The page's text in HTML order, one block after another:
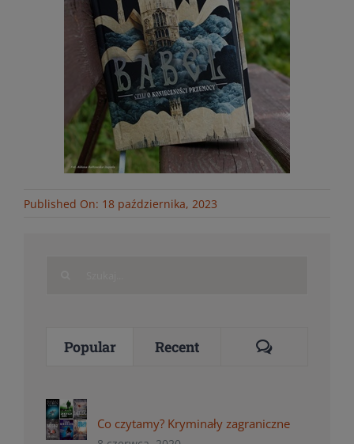
Published On: 18 października, 2023
Popular Recent Comments
Co czytamy? Kryminały zagraniczne